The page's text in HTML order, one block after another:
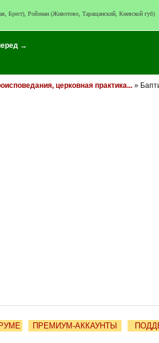
Брест), Ройзман (Животово, Таращанский, Киевской губ)
→
церковная практика...»
ПРЕМИУМ-АККАУНТЫ